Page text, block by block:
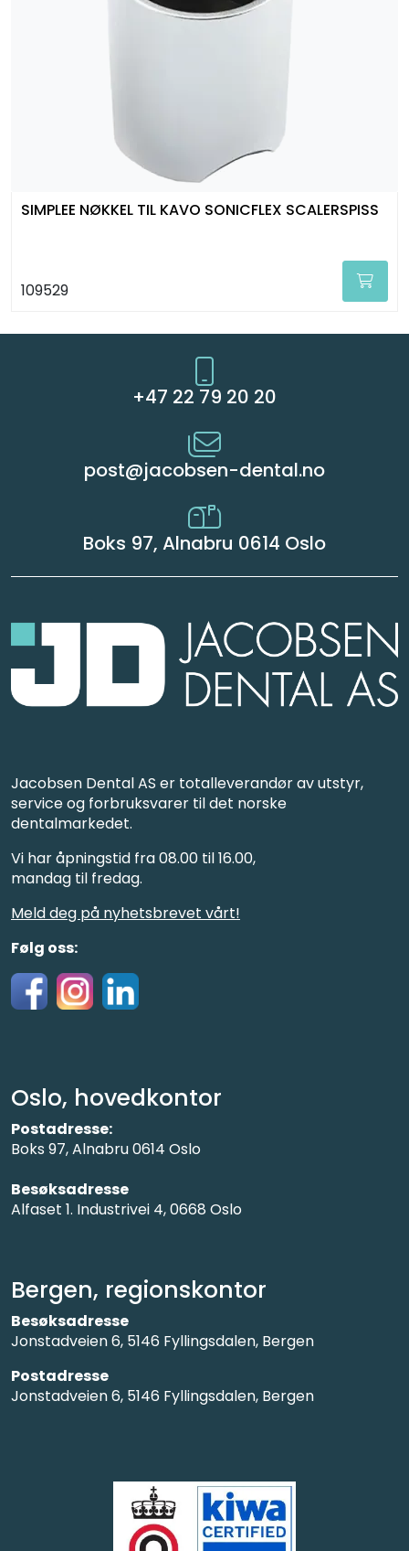
SIMPLEE NØKKEL TIL KAVO SONICFLEX SCALERSPISS
109529
+47 22 79 20 20
post@jacobsen-dental.no
Boks 97, Alnabru 0614 Oslo
Jacobsen Dental AS er totalleverandør av utstyr,
service og forbruksvarer til det norske
dentalmarkedet.
Vi har åpningstid fra 08.00 til 16.00,
mandag til fredag.
Meld deg på nyhetsbrevet vårt!
Følg oss:
Bergen, regionskontor
Besøksadresse
Jonstadveien 6, 5146 Fyllingsdalen, Bergen
Postadresse
Jonstadveien 6, 5146 Fyllingsdalen, Bergen
Oslo, hovedkontor
Postadresse:
Boks 97, Alnabru 0614 Oslo
Besøksadresse
Alfaset 1. Industrivei 4, 0668 Oslo